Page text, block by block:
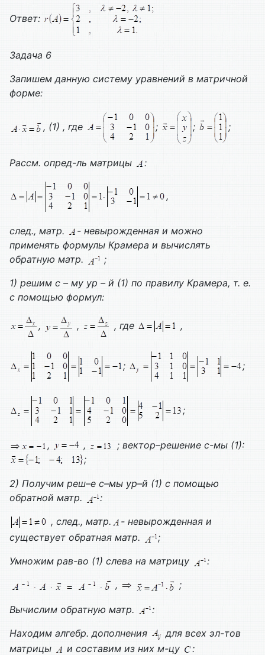
Ответ:
Задача 6
Запишем данную систему уравнений в матричной
форме:
, (1) , где ; ; ;
Рассм. опред-ль матрицы :
,
след., матр.
- невырожденная и можно
применять формулы Крамера и вычислять
обратную матр.
;
1) решим с – му ур – й (1) по правилу Крамера, т. е.
с помощью формул:
, , , где ,
; ;
;
, ,
; вектор–решение с-мы (1):
;
2) Получим реш–е с–мы ур–й (1) с помощью
обратной матр.
:
, след., матр.
- невырожденная и
существует обратная матр.
;
Умножим рав-во (1) слева на матрицу
:
,
;
Вычислим обратную матр.
:
Находим алгебр. дополнения
для всех эл-тов
матрицы
и составим из них м-цу :